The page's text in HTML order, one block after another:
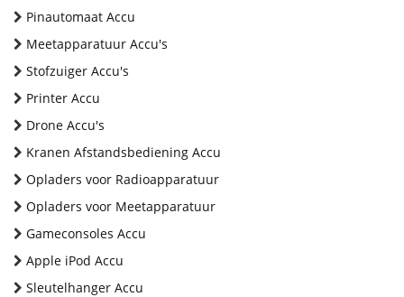
Pinautomaat Accu
Meetapparatuur Accu's
Stofzuiger Accu's
Printer Accu
Drone Accu's
Kranen Afstandsbediening Accu
Opladers voor Radioapparatuur
Opladers voor Meetapparatuur
Gameconsoles Accu
Apple iPod Accu
Sleutelhanger Accu